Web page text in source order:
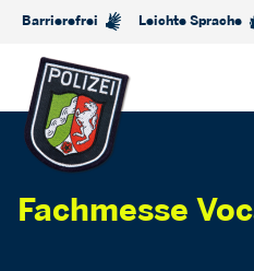
Barrierefrei Leichte Sprache
Fachmesse